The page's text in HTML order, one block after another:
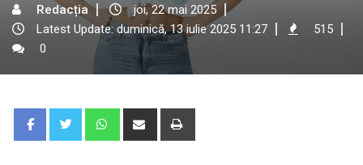
Redacția
joi, 22 mai 2025
Latest Update: duminică, 13 iulie 2025 11:27
515
0
WhatsappShare